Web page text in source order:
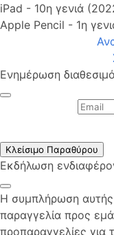
iPad - 10η γενιά
Apple Pencil - 1η
Ενημέρωση
Κλείσιμο Παραθύρου
Εκδήλωση
Η συμπλήρωση
παραγγελία προς
προπαραγγελίες για